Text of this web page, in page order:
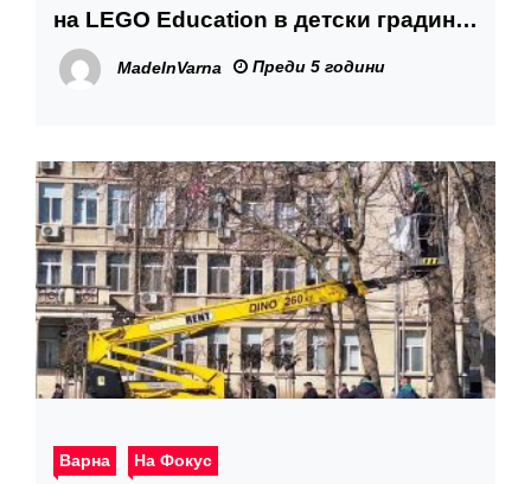
на LEGO Education в детски градини
и училища във Варна
MadeInVarna Преди 5 години
Варна На Фокус